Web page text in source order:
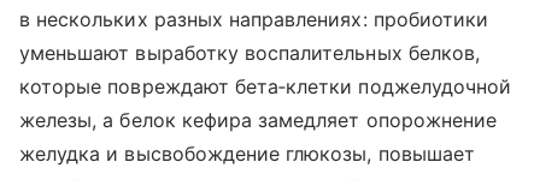
в нескольких разных направлениях: пробиотики
уменьшают выработку воспалительных белков,
которые повреждают бета‑клетки поджелудочной
железы, а белок кефира замедляет опорожнение
желудка и высвобождение глюкозы, повышает